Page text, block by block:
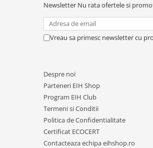
Newsletter Nu rata ofertele si
Vreau sa primesc newsletter cu
Despre noi
Parteneri EIH Shop
Program EIH Club
Termeni si Conditii
Politica de Confidentialitate
Certificat ECOCERT
Contacteaza echipa eihshop.ro